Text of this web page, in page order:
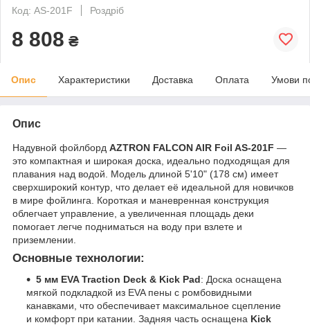
Код: AS-201F
Роздріб
8 808 ₴
Опис Характеристики Доставка Оплата Умови
Опис
Надувной фойлборд AZTRON FALCON AIR Foil AS-201F —
это компактная и широкая доска, идеально подходящая для
плавания над водой. Модель длиной 5'10" (178 см) имеет
сверхширокий контур, что делает её идеальной для новичков
в мире фойлинга. Короткая и маневренная конструкция
облегчает управление, а увеличенная площадь деки
помогает легче подниматься на воду при взлете и
приземлении.
Основные технологии:
5 мм EVA Traction Deck & Kick Pad: Доска оснащена
мягкой подкладкой из EVA пены с ромбовидными
канавками, что обеспечивает максимальное сцепление
и комфорт при катании. Задняя часть оснащена Kick